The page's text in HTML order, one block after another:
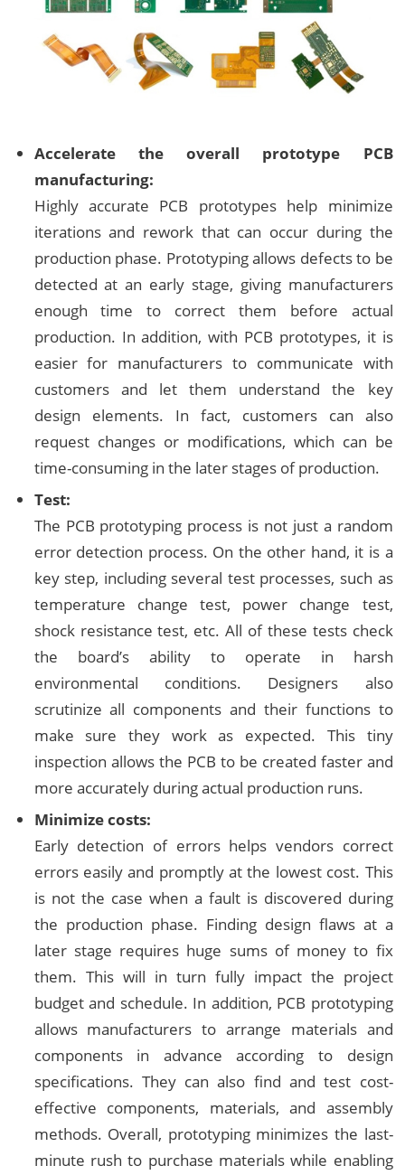
Accelerate the overall prototype PCB
manufacturing:
Highly accurate PCB prototypes help minimize
iterations and rework that can occur during the
production phase. Prototyping allows defects to be
detected at an early stage, giving manufacturers
enough time to correct them before actual
production. In addition, with PCB prototypes, it is
easier for manufacturers to communicate with
customers and let them understand the key
design elements. In fact, customers can also
request changes or modifications, which can be
time-consuming in the later stages of production.
Test:
The PCB prototyping process is not just a random
error detection process. On the other hand, it is a
key step, including several test processes, such as
temperature change test, power change test,
shock resistance test, etc. All of these tests check
the board’s ability to operate in harsh
environmental conditions. Designers also
scrutinize all components and their functions to
make sure they work as expected. This tiny
inspection allows the PCB to be created faster and
more accurately during actual production runs.
Minimize costs:
Early detection of errors helps vendors correct
errors easily and promptly at the lowest cost. This
is not the case when a fault is discovered during
the production phase. Finding design flaws at a
later stage requires huge sums of money to fix
them. This will in turn fully impact the project
budget and schedule. In addition, PCB prototyping
allows manufacturers to arrange materials and
components in advance according to design
specifications. They can also find and test cost-
effective components, materials, and assembly
methods. Overall, prototyping minimizes the last-
minute rush to purchase materials while enabling